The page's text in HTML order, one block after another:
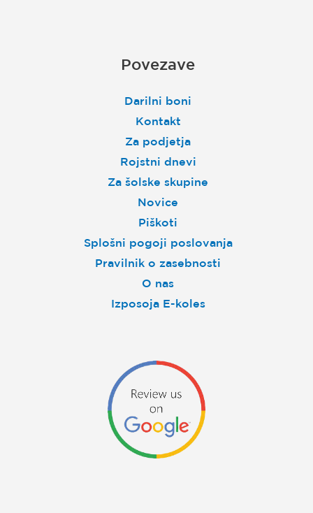
Povezave
Darilni boni
Kontakt
Za podjetja
Rojstni dnevi
Za šolske skupine
Novice
Piškoti
Splošni pogoji poslovanja
Pravilnik o zasebnosti
O nas
Izposoja E-koles